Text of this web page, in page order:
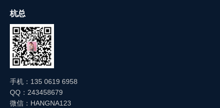
杭总
手机：135 0619 6958
QQ：243458679
微信：HANGNA123